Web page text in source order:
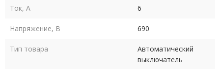
Ток, А 6
Напряжение, В 690
Тип товара
Автоматический
выключатель